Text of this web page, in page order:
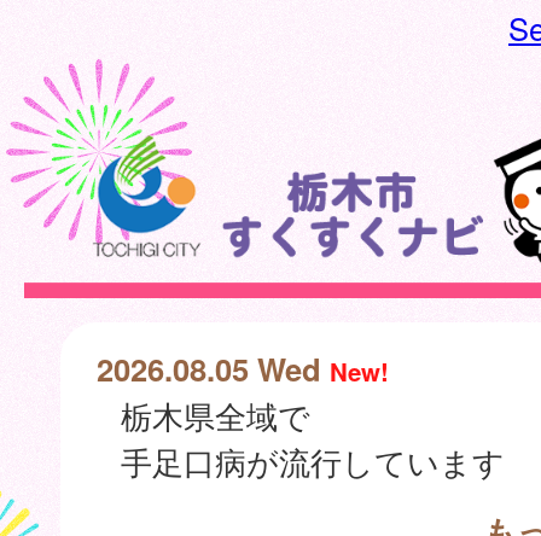
2026.08.05 Wed New!
栃木県全域で
手足口病が流行しています